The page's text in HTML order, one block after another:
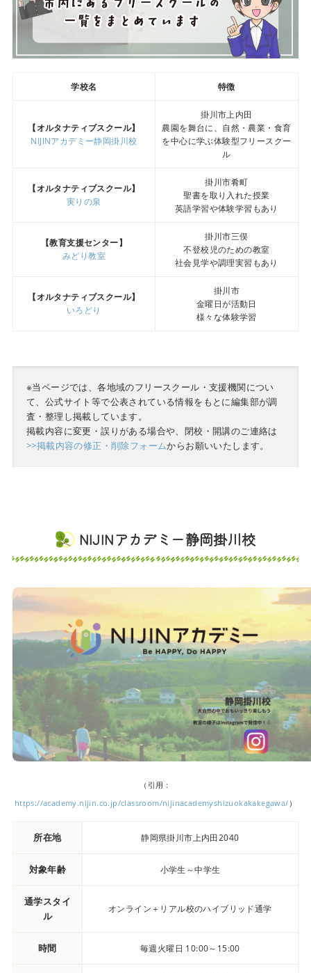
学校名 特徴
【オルタナティブスクール】
NIJINアカデミー静岡掛川校
掛川市上内田
農園を舞台に、自然・農業・食育
を中心に学ぶ体験型フリースクー
ル
【オルタナティブスクール】
実りの泉
掛川市肴町
聖書を取り入れた授業
英語学習や体験学習もあり
【教育支援センター】
みどり教室
掛川市三俣
不登校児のための教室
社会見学や調理実習もあり
【オルタナティブスクール】
いろどり
掛川市
金曜日が活動日
様々な体験学習
※当ページでは、各地域のフリースクール・支援機関につい
て、公式サイト等で公表されている情報をもとに編集部が調
査・整理し掲載しています。
掲載内容に変更・誤りがある場合や、閉校・開講のご連絡は
>>掲載内容の修正・削除フォームからお願いいたします。
NIJINアカデミー静岡掛川校
（引用：
https://academy.nijin.co.jp/classroom/nijinacademyshizuokakakegawa/ ）
所在地 静岡県掛川市上内田2040
対象年齢 小学生～中学生
通学スタイ
ル
オンライン＋リアル校のハイブリッド通学
時間 毎週火曜日 10:00～15:00